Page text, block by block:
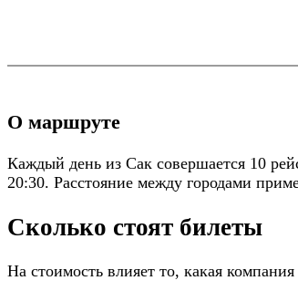
О маршруте
Каждый день из Сак совершается 10
20:30. Расстояние между городами
Сколько стоят билеты
На стоимость влияет то, какая